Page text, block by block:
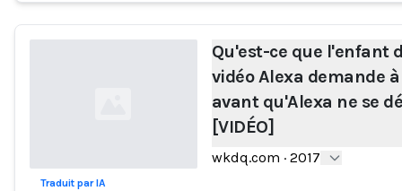
Qu'est-ce que l'enfant
vidéo Alexa demande
avant qu'Alexa ne se
[VIDÉO]
wkdq.com · 2017
Traduit par IA